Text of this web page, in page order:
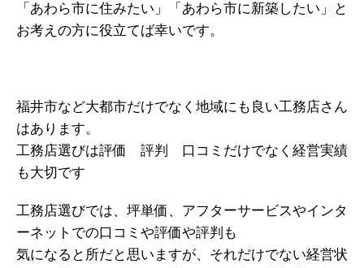
「あわら市に住みたい」「あわら市に新築したい」と
お考えの方に役立てば幸いです。
福井市など大都市だけでなく地域にも良い工務店さん
はあります。
工務店選びは評価 評判 口コミだけでなく経営実績
も大切です
工務店選びでは、坪単価、アフターサービスやインタ
ーネットでの口コミや評価や評判も
気になると所だと思いますが、それだけでない経営状